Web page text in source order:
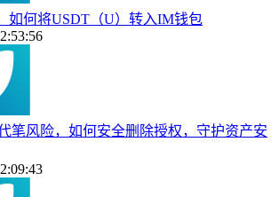
如何将USDT（U）转入IM钱包
笔风险，如何安全删除授权，守护资产安